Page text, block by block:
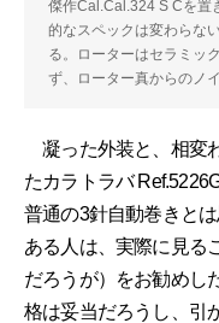
傑作Cal.Cal.324 S Cを置
的なスペックは変わらな
る。ローターはセラミッ
ず、ローター真からのノ
凝った外装と、相変
たカラトラバ
普通の3針自動巻きと
ある人は、実際に見る
だろうが）をお勧めし
格は妥当だろうし、引